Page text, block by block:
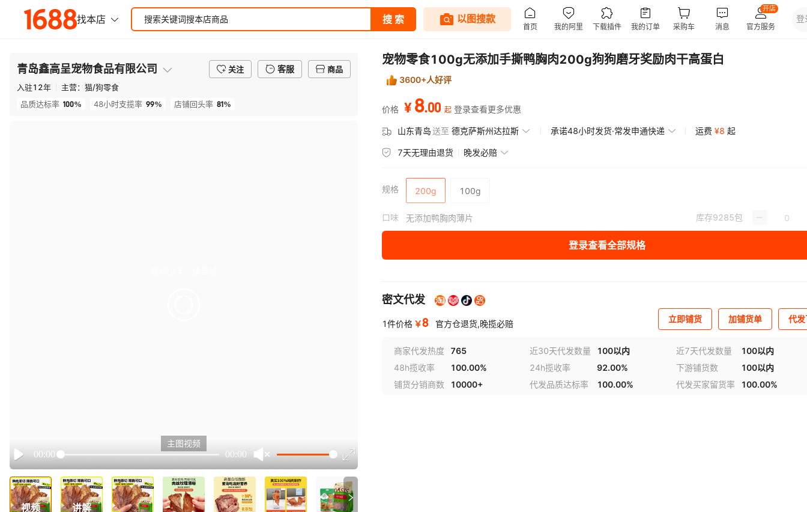
青岛鑫高呈宠物食品有限公司 关注 客服
商品
入驻12年 主营： 猫/狗零食
品质达标率 100% 48小时支揽率 99% 店铺回头率 81%
Play
00:00 00:00
主图视频
视频 讲解
宠物零食100g无添加手撕鸭胸肉200g狗狗磨牙奖励肉干高蛋白
3600+人好评
价格 ¥ 8.00 起 登录查看更多优惠
山东青岛送至 德克萨斯州达拉斯 承诺48小时发货·常发申通快递 运费 ¥8 起
7天无理由退货 晚发必赔
规格 200g 100g
口味 无添加鸭胸肉薄片 库存9285包
登录查看全部规格
密文代发
1件价格 ￥8 官方仓退货,晚揽必赔 立即铺货 加铺货单 代
商家代发热度 765 近30天代发数量 100以内 近7天代发数量
100以内
48h揽收率
100.00% 24h揽收率 92.00% 下游铺货数
100以内
铺货分销商数
10000+ 代发品质达标率 100.00% 代发买家留货率 100.00%